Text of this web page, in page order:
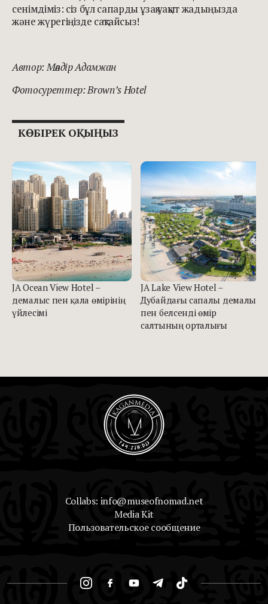
сенімдіміз: сіз бұл сапарды ұзақ уақыт жадыңызда
және жүрегіңізде сақтайсыз!
Автор: Мөлдір Адамжан
Фотосуреттер:Brown’s Hotel
КӨБІРЕК ОҚЫҢЫЗ
JA Ocean View Hotel –
демалыс пен қала өмірінің
үйлесімі
JA Lake View Hotel –
Дубайдағы сапалы демалыс
пен белсенді өмір
салтының орталығы
Collabs: info@museofnomad.net
Media Kit
Пользовательское сообщение